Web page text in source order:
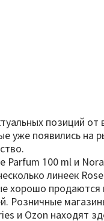
позиций
уже появились
100 ml и
линеек
продаются
Розничные
и Ozon находят